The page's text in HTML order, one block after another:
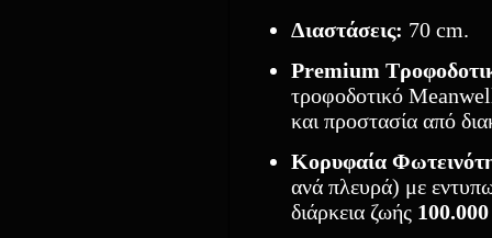
Διαστάσεις: 70 cm.
Premium
τροφοδοτικό
και προστασία από
Κορυφαία
ανά πλευρά) με
διάρκεια ζωής